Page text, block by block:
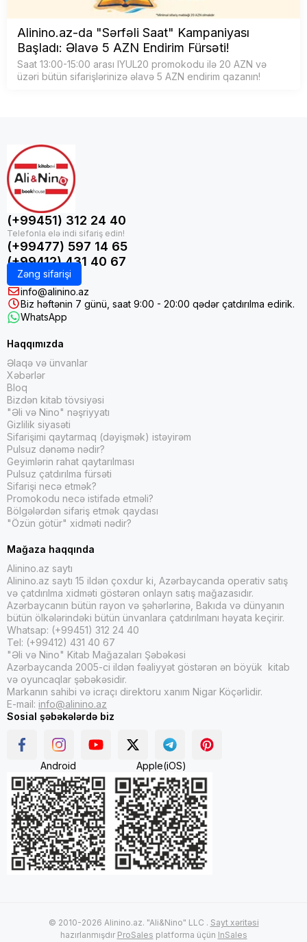
Alinino.az-da "Sərfəli Saat" Kampaniyası
Başladı: Əlavə 5 AZN Endirim Fürsəti!
Saat 13:00-15:00 arası IYUL20 promokodu ilə 20 AZN və
üzəri bütün sifarişlərinizə əlavə 5 AZN endirim qazanın!
(+99451) 312 24 40
(+99477) 597 14 65
(+99412) 431 40 67
Zəng sifarişi
info@alinino.az
Biz həftənin 7 günü, saat 9:00 - 20:00 qədər çatdırılma edirik.
WhatsApp
Haqqımızda
Əlaqə və ünvanlar
Xəbərlər
Bloq
Bizdən kitab tövsiyəsi
"Əli və Nino" nəşriyyatı
Gizlilik siyasəti
Sifarişimi qaytarmaq (dəyişmək) istəyirəm
Pulsuz dənəmə nədir?
Geyimlərin rahat qaytarılması
Pulsuz çatdırılma fürsəti
Sifarişi necə etmək?
Promokodu necə istifadə etməli?
Bölgələrdən sifariş etmək qaydası
"Özün götür" xidməti nədir?
Mağaza haqqında
Alinino.az saytı
Alinino.az saytı 15 ildən çoxdur ki, Azərbaycanda operativ satış
və çatdırılma xidməti göstərən onlayn satış mağazasıdır.
Azərbaycanın bütün rayon və şəhərlərinə, Bakıda və dünyanın
bütün ölkələrindəki bütün ünvanlara çatdırılmanı həyata keçirir.
Whatsap: (+99451) 312 24 40
Tel: (+99412) 431 40 67
"Əli və Nino" Kitab Mağazaları Şəbəkəsi
Azərbaycanda 2005-ci ildən fəaliyyət göstərən ən böyük kitab
və oyuncaqlar şəbəkəsidir.
Markanın sahibi və icraçı direktoru xanım Nigar Köçərlidir.
E-mail: info@alinino.az
Sosial şəbəkələrdə biz
Android Apple(iOS)
© 2010-2026 Alinino.az. "Ali&Nino" LLC . Sayt xəritəsi
hazırlanmışdır ProSales platforma üçün InSales